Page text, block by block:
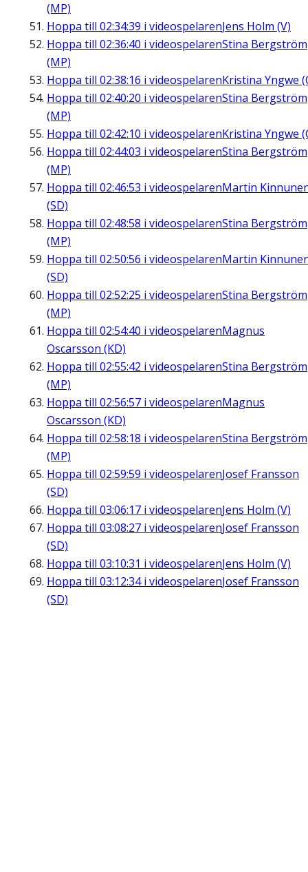
(MP)
Hoppa till 02:34:39 i videospelarenJens Holm (V)
Hoppa till 02:36:40 i videospelarenStina Bergström
(MP)
Hoppa till 02:38:16 i videospelarenKristina Yngwe
Hoppa till 02:40:20 i videospelarenStina Bergström
(MP)
Hoppa till 02:42:10 i videospelarenKristina Yngwe
Hoppa till 02:44:03 i videospelarenStina Bergström
(MP)
Hoppa till 02:46:53 i videospelarenMartin
(SD)
Hoppa till 02:48:58 i videospelarenStina Bergström
(MP)
Hoppa till 02:50:56 i videospelarenMartin
(SD)
Hoppa till 02:52:25 i videospelarenStina Bergström
(MP)
Hoppa till 02:54:40 i videospelarenMagnus
Oscarsson (KD)
Hoppa till 02:55:42 i videospelarenStina Bergström
(MP)
Hoppa till 02:56:57 i videospelarenMagnus
Oscarsson (KD)
Hoppa till 02:58:18 i videospelarenStina Bergström
(MP)
Hoppa till 02:59:59 i videospelarenJosef Fransson
(SD)
Hoppa till 03:06:17 i videospelarenJens Holm (V)
Hoppa till 03:08:27 i videospelarenJosef Fransson
(SD)
Hoppa till 03:10:31 i videospelarenJens Holm (V)
Hoppa till 03:12:34i videospelarenJosef Fransson
(SD)